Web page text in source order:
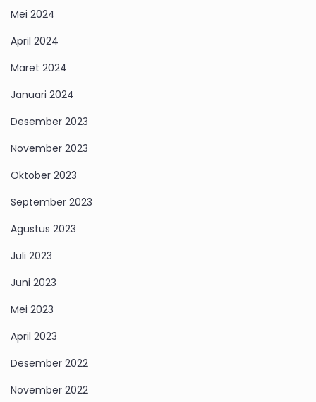
Mei 2024
April 2024
Maret 2024
Januari 2024
Desember 2023
November 2023
Oktober 2023
September 2023
Agustus 2023
Juli 2023
Juni 2023
Mei 2023
April 2023
Desember 2022
November 2022